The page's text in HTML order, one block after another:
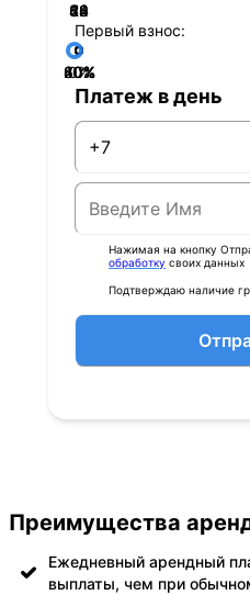
12
24
36
48
60
72
84
Первый взнос:
0%
20%
40%
60%
80%
Платеж в день
Нажимая на кнопку
обработку своих данных
Подтверждаю наличие
Преимущества
Ежедневный арендный
выплаты, чем при